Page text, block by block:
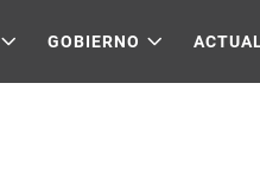
GOBIERNO